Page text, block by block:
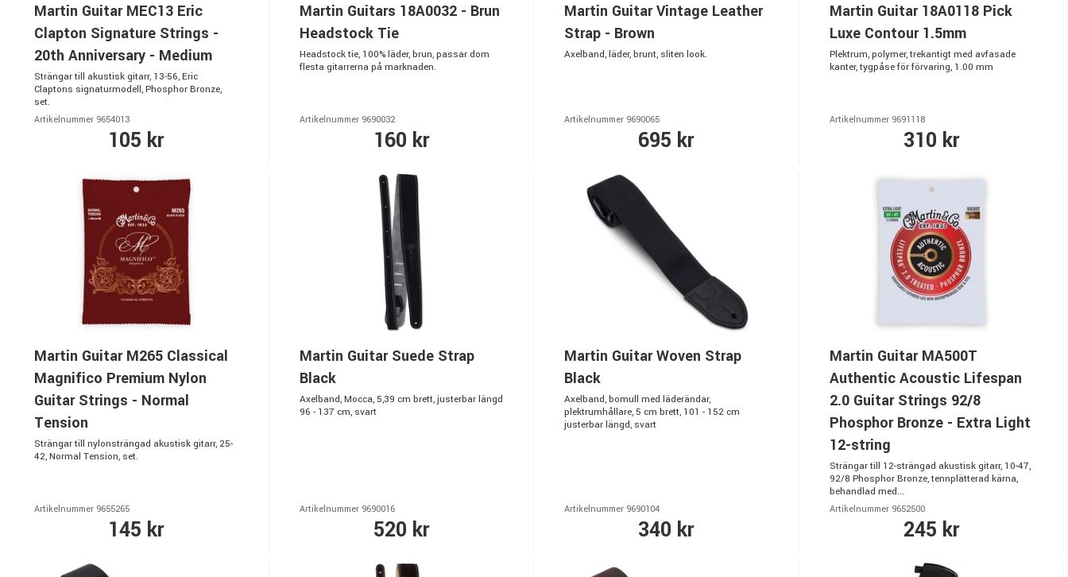
Martin Guitar MEC13 Eric
Clapton Signature Strings -
20th Anniversary - Medium
Strängar till akustisk gitarr, 13-56, Eric
Claptons signaturmodell, Phosphor Bronze,
set.
Artikelnummer 9654013
105 kr
Martin Guitars 18A0032 - Brun
Headstock Tie
Headstock tie, 100% läder, brun, passar dom
flesta gitarrerna på marknaden.
Artikelnummer 9690032
160 kr
Martin Guitar Vintage Leather
Strap - Brown
Axelband, läder, brunt, sliten look.
Artikelnummer 9690065
695 kr
Martin Guitar 18A0118 Pick
Luxe Contour 1.5mm
Plektrum, polymer, trekantigt med avfasade
kanter, tygpåse för förvaring, 1.00 mm
Artikelnummer 9691118
310 kr
Martin Guitar M265 Classical
Magnifico Premium Nylon
Guitar Strings - Normal
Tension
Strängar till nylonsträngad akustisk gitarr, 25-
42, Normal Tension, set.
Artikelnummer 9655265
145 kr
Martin Guitar Suede Strap
Black
Axelband, Mocca, 5,39 cm brett, justerbar längd
96 - 137 cm, svart
Artikelnummer 9690016
520 kr
Martin Guitar Woven Strap
Black
Axelband, bomull med läderändar,
plektrumhållare, 5 cm brett, 101 - 152 cm
justerbar längd, svart
Artikelnummer 9690104
340 kr
Martin Guitar MA500T
Authentic Acoustic Lifespan
2.0 Guitar Strings 92/8
Phosphor Bronze - Extra Light
12-string
Strängar till 12-strängad akustisk gitarr, 10-47,
92/8 Phosphor Bronze, tennplätterad kärna,
behandlad med...
Artikelnummer 9652500
245 kr